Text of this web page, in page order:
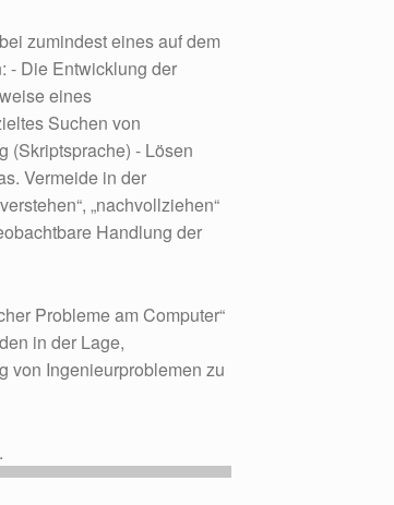
zumindest eines auf dem
- Die Entwicklung der
eines
Suchen von
(Skriptsprache) - Lösen
Vermeide in der
„nachvollziehen“
Handlung der
Probleme am Computer“
in der Lage,
von Ingenieurproblemen zu